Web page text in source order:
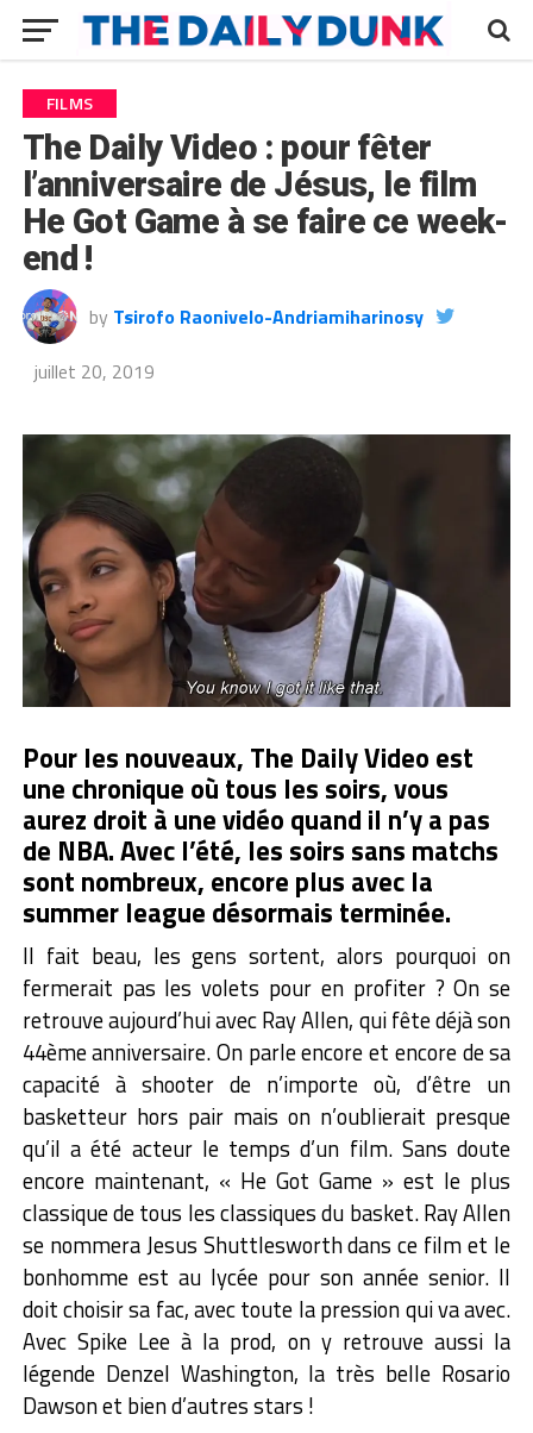
FILMS
The Daily Video : pour fêter
l’anniversaire de Jésus, le film
He Got Game à se faire ce week-
end !
by Tsirofo Raonivelo-Andriamiharinosy
juillet 20, 2019
Pour les nouveaux, The Daily Video est
une chronique où tous les soirs, vous
aurez droit à une vidéo quand il n’y a pas
de NBA. Avec l’été, les soirs sans matchs
sont nombreux, encore plus avec la
summer league désormais terminée.
Il fait beau, les gens sortent, alors pourquoi on
fermerait pas les volets pour en profiter ? On se
retrouve aujourd’hui avec Ray Allen, qui fête déjà son
44ème anniversaire. On parle encore et encore de sa
capacité à shooter de n’importe où, d’être un
basketteur hors pair mais on n’oublierait presque
qu’il a été acteur le temps d’un film. Sans doute
encore maintenant, « He Got Game » est le plus
classique de tous les classiques du basket. Ray Allen
se nommera Jesus Shuttlesworth dans ce film et le
bonhomme est au lycée pour son année senior. Il
doit choisir sa fac, avec toute la pression qui va avec.
Avec Spike Lee à la prod, on y retrouve aussi la
légende Denzel Washington, la très belle Rosario
Dawson et bien d’autres stars !